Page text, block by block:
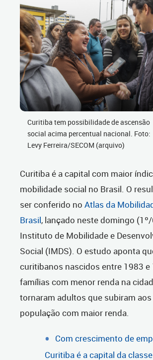
Curitiba tem possibilidade de ascensão
social acima percentual nacional. Foto:
Levy Ferreira/SECOM (arquivo)
Curitiba é a capital com maior
mobilidade social no Brasil. O
ser conferido no Atlas da
Brasil, lançado neste domingo
Instituto de Mobilidade e
Social (IMDS). O estudo aponta
curitibanos nascidos entre 1983 e
famílias com menor renda na
tornaram adultos que subiram aos
população com maior renda.
Com crescimento de
Curitiba é a capital da